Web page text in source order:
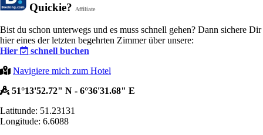
Quickie? Affiliate
Bist du schon unterwegs und es muss schnell gehen? Dann sichere Dir
hier eines der letzten begehrten Zimmer über unsere:
Hier
schnell buchen
Navigiere mich zum Hotel
51°13'52.72" N - 6°36'31.68" E
Latitunde: 51.23131
Longitude: 6.6088